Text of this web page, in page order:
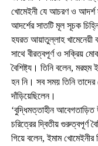
খোমেইনী যে আচরণ ও আদর্শ
আদর্শের সাতটি মূল সূচক
হযরত আয়াতুল্লাহ খামেনেয়ী
সাথে বীরত্বপূর্ণ ও সক্রিয়
বৈশিষ্ট্য। তিনি বলেন, মরহুম
হন নি। সব সময় তিনি তাদের
দাঁড়িয়েছিলেন।
‘বুদ্ধিমত্তাহীন
চরিত্রের দ্বিতীয় গুরুত্বপূর্ণ
গিয়ে বলেন, ইমাম